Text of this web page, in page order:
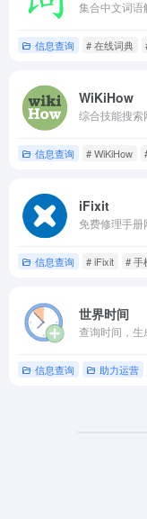
信息查询 # 在线词典
WiKiHow
信息查询 # WiKiHow
iFixit
信息查询 # iFixit # 手
世界时间
查询时间，生
信息查询 助力运营